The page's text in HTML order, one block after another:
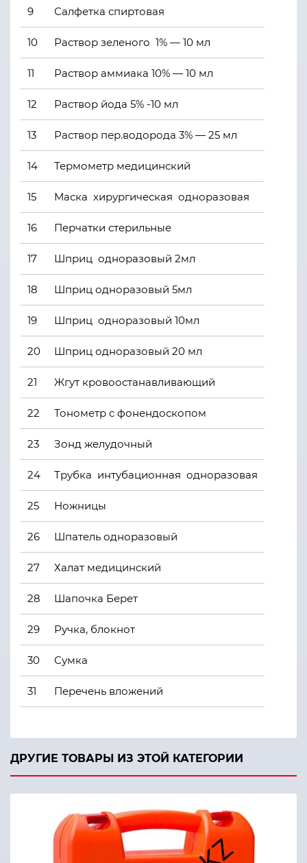
9 Салфетка спиртовая
10 Раствор зеленого 1% — 10 мл
11 Раствор аммиака 10% — 10 мл
12 Раствор йода 5% -10 мл
13 Раствор пер.водорода 3% — 25 мл
14 Термометр медицинский
15 Маска хирургическая одноразовая
16 Перчатки стерильные
17 Шприц одноразовый 2мл
18 Шприц одноразовый 5мл
19 Шприц одноразовый 10мл
20 Шприц одноразовый 20 мл
21 Жгут кровоостанавливающий
22 Тонометр с фонендоскопом
23 Зонд желудочный
24 Трубка интубационная одноразовая
25 Ножницы
26 Шпатель одноразовый
27 Халат медицинский
28 Шапочка Берет
29 Ручка, блокнот
30 Сумка
31 Перечень вложений
ДРУГИЕ ТОВАРЫ ИЗ ЭТОЙ КАТЕГОРИИ